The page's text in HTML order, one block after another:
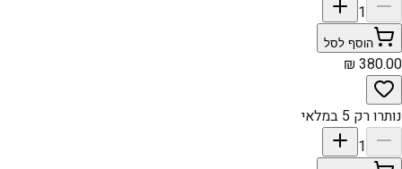
1
הוסף לסל
נותרו רק 5 במלאי
1